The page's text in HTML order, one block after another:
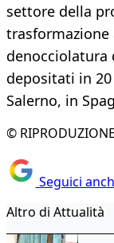
settore della
denocciolatura
depositati in
Salerno, in
©
Seguici
Altro di Attualità